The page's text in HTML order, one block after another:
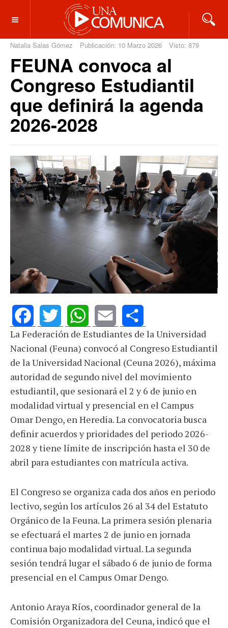
OFF CANVAS
Natalia Salas Gómez Publicación: 10 Marzo 2026 Visto: 879
FEUNA convoca al
Congreso Estudiantil
que definirá la agenda
2026-2028
FacebookTwitterWhatsApp
Email Share
La Federación de Estudiantes de la Universidad
Nacional (Feuna) convocó al Congreso Estudiantil
de la Universidad Nacional (Ceuna 2026), máxima
autoridad de segundo nivel del movimiento
estudiantil, que sesionará el 2 y 6 de junio en
modalidad virtual y presencial en el Campus
Omar Dengo, en Heredia. La convocatoria busca
definir acuerdos y prioridades del periodo 2026-
2028 y tiene límite de inscripción hasta el 30 de
abril para estudiantes con matrícula activa.
El Congreso se organiza cada dos años en periodo
lectivo, según los artículos 26 al 34 del Estatuto
Orgánico de la Feuna. La primera sesión plenaria
se efectuará el martes 2 de junio en jornada
continua bajo modalidad virtual. La segunda
sesión tendrá lugar el sábado 6 de junio de forma
presencial en el Campus Omar Dengo.
Antonio Araya Ríos, coordinador general de la
Comisión Organizadora del Ceuna, indicó que el